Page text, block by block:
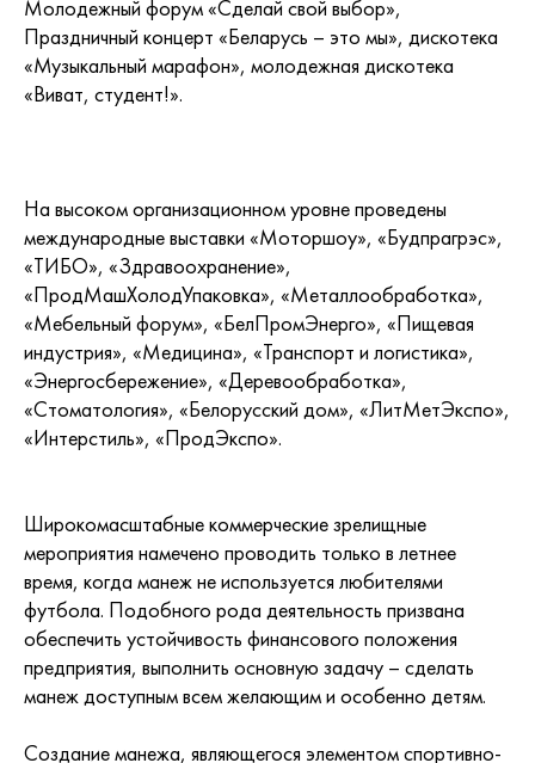
Молодежный форум «Сделай свой выбор»,
Праздничный концерт «Беларусь – это мы», дискотека
«Музыкальный марафон», молодежная дискотека
«Виват, студент!».
На высоком организационном уровне проведены
международные выставки «Моторшоу», «Будпрагрэс»,
«ТИБО», «Здравоохранение»,
«ПродМашХолодУпаковка», «Металлообработка»,
«Мебельный форум», «БелПромЭнерго», «Пищевая
индустрия», «Медицина», «Транспорт и логистика»,
«Энергосбережение», «Деревообработка»,
«Стоматология», «Белорусский дом», «ЛитМетЭкспо»,
«Интерстиль», «ПродЭкспо».
Широкомасштабные коммерческие зрелищные
мероприятия намечено проводить только в летнее
время, когда манеж не используется любителями
футбола. Подобного рода деятельность призвана
обеспечить устойчивость финансового положения
предприятия, выполнить основную задачу – сделать
манеж доступным всем желающим и особенно детям.
Создание манежа, являющегося элементом спортивно-